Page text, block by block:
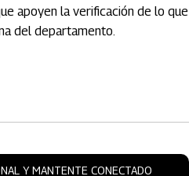
apoyen la verificación de lo que
del departamento.
Y MANTENTE CONECTADO